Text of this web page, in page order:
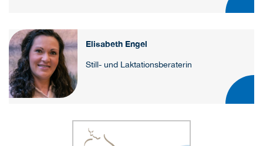
Elisabeth Engel
Still- und Laktationsberaterin